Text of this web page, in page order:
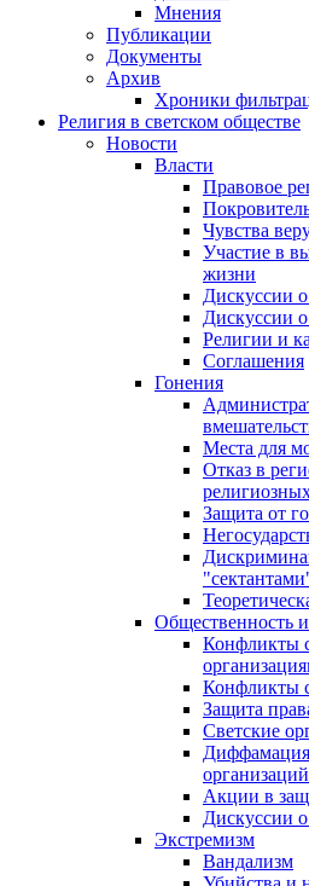
Мнения
Публикации
Документы
Архив
Хроники
Религия в светском обществе
Новости
Власти
Правовое
Чувства
Участие в
жизни
Дискуссии
Дискуссии
Религии и
Соглашения
Гонения
Места для
Отказ в
Защита от
Общественность
Конфликты
Конфликты
Защита
Светские
Акции в
Дискуссии
Экстремизм
Вандализм